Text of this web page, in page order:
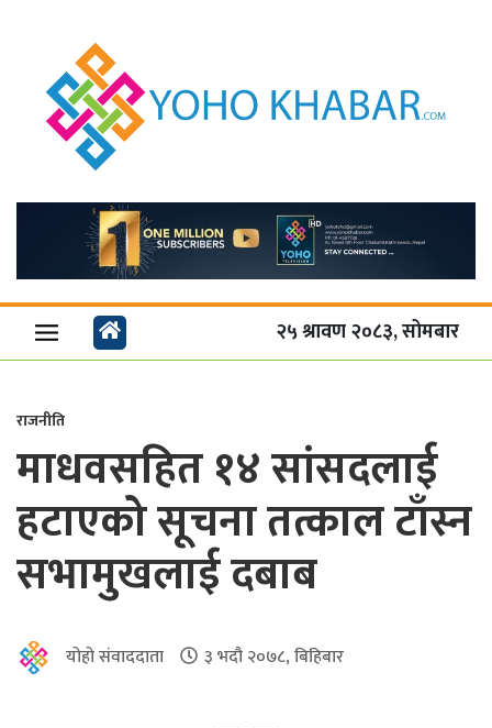
२५ श्रावण २०८३, सोमबार
राजनीति
माधवसहित १४ सांसदलाई
हटाएको सूचना तत्काल टाँस्न
सभामुखलाई दबाब
योहो संवाददाता ३ भदौ २०७८, बिहिबार